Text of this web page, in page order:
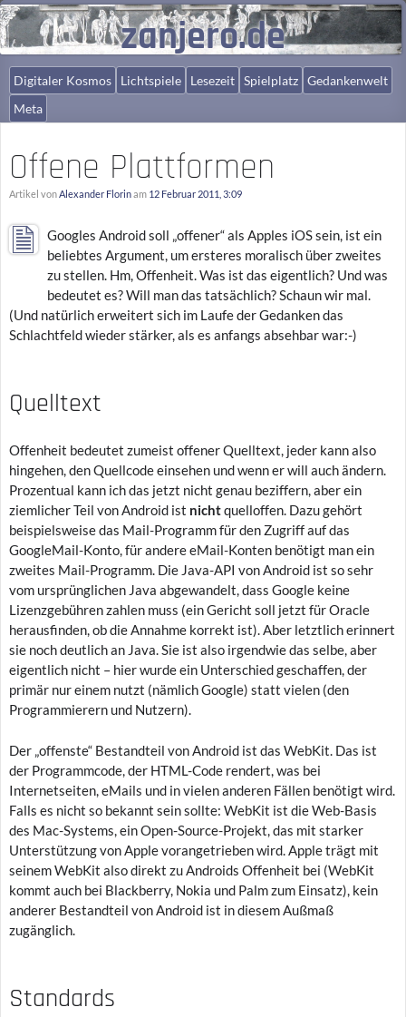
zanjero.de
Digitaler Kosmos Lichtspiele Lesezeit Spielplatz Gedankenwelt
Meta
Offene Plattformen
Artikel vonAlexander Florinam 12 Februar 2011, 3:09
Googles Android soll „offener“ als Apples iOS sein, ist ein
beliebtes Argument, um ersteres moralisch über zweites
zu stellen. Hm, Offenheit. Was ist das eigentlich? Und was
bedeutet es? Will man das tatsächlich? Schaun wir mal.
(Und natürlich erweitert sich im Laufe der Gedanken das
Schlachtfeld wieder stärker, als es anfangs absehbar war:-)
Quelltext
Offenheit bedeutet zumeist offener Quelltext, jeder kann also
hingehen, den Quellcode einsehen und wenn er will auch ändern.
Prozentual kann ich das jetzt nicht genau beziffern, aber ein
ziemlicher Teil von Android ist nichtquelloffen. Dazu gehört
beispielsweise das Mail-Programm für den Zugriff auf das
GoogleMail-Konto, für andere eMail-Konten benötigt man ein
zweites Mail-Programm. Die Java-API von Android ist so sehr
vom ursprünglichen Java abgewandelt, dass Google keine
Lizenzgebühren zahlen muss (ein Gericht soll jetzt für Oracle
herausfinden, ob die Annahme korrekt ist). Aber letztlich erinnert
sie noch deutlich an Java. Sie ist also irgendwie das selbe, aber
eigentlich nicht – hier wurde ein Unterschied geschaffen, der
primär nur einem nutzt (nämlich Google) statt vielen (den
Programmierern und Nutzern).
Der „offenste“ Bestandteil von Android ist das WebKit. Das ist
der Programmcode, der HTML-Code rendert, was bei
Internetseiten, eMails und in vielen anderen Fällen benötigt wird.
Falls es nicht so bekannt sein sollte: WebKit ist die Web-Basis
des Mac-Systems, ein Open-Source-Projekt, das mit starker
Unterstützung von Apple vorangetrieben wird. Apple trägt mit
seinem WebKit also direkt zu Androids Offenheit bei (WebKit
kommt auch bei Blackberry, Nokia und Palm zum Einsatz), kein
anderer Bestandteil von Android ist in diesem Außmaß
zugänglich.
Standards